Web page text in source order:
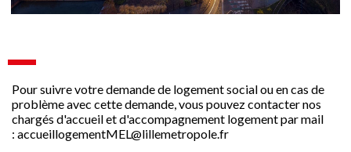
Pour suivre votre demande de logement social ou en cas de
problème avec cette demande, vous pouvez contacter nos
chargés d'accueil et d'accompagnement logement par mail
: accueillogementMEL@lillemetropole.fr